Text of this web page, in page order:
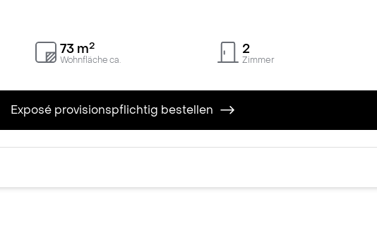
Wohnfläche ca.
73 m2
Zimmer
2
Exposé provisionspflichtig bestellen